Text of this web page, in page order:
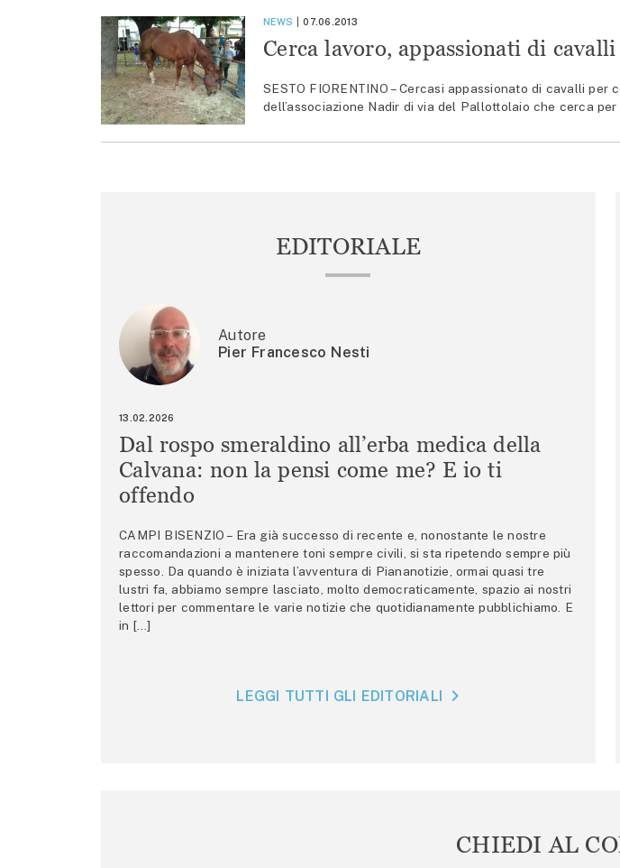
NEWS 07.06.2013
Cerca lavoro, appassionati di
SESTO FIORENTINO – Cercasi appassionato di cavalli per
dell’associazione Nadir di via del Pallottolaio che cerca
EDITORIALE
Autore
Pier Francesco Nesti
13.02.2026
Dal rospo smeraldino all’erba medica della
Calvana: non la pensi come me? E io ti
offendo
CAMPI BISENZIO – Era già successo di recente e, nonostante le nostre
raccomandazioni a mantenere toni sempre civili, si sta ripetendo sempre più
spesso. Da quando è iniziata l’avventura di Piananotizie, ormai quasi tre
lustri fa, abbiamo sempre lasciato, molto democraticamente, spazio ai nostri
lettori per commentare le varie notizie che quotidianamente pubblichiamo. E
in […]
LEGGI TUTTI GLI EDITORIALI
CHIEDI AL